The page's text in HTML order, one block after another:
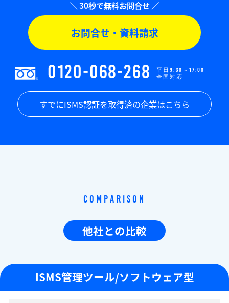
お問合せ・資料請求
0120-068-268
平日9:30～17:00
全国対応
すでにISMS認証を取得済の企業はこちら
Comparison
他社との比較
ISMS管理ツール/ソフトウェア型